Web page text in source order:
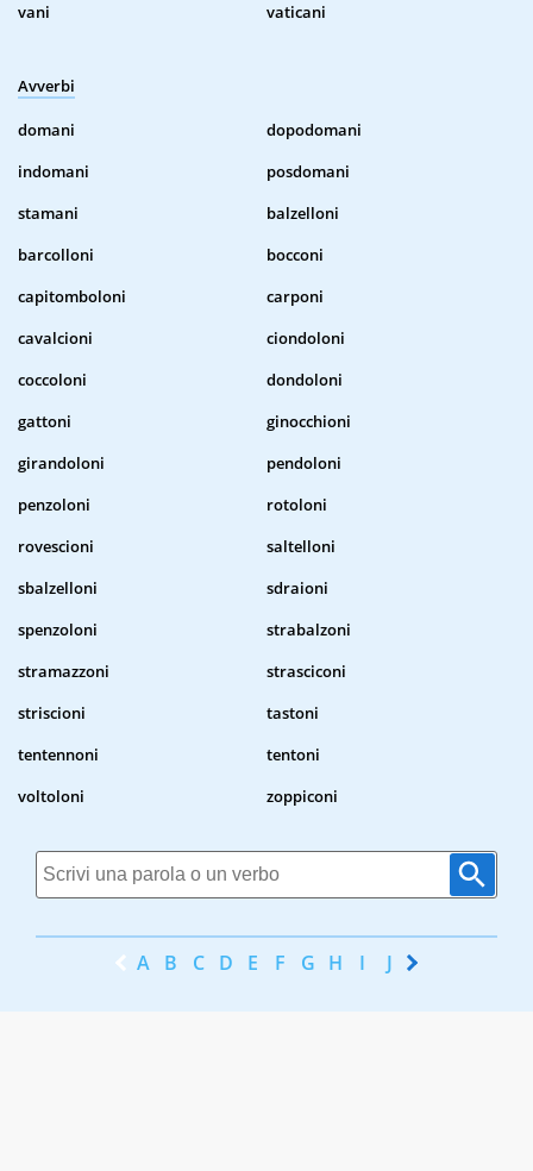
vani vaticani
Avverbi
domani
dopodomani
indomani
posdomani
stamani
balzelloni
barcolloni
bocconi
capitomboloni
carponi
cavalcioni
ciondoloni
coccoloni
dondoloni
gattoni
ginocchioni
girandoloni
pendoloni
penzoloni
rotoloni
rovescioni
saltelloni
sbalzelloni
sdraioni
spenzoloni
strabalzoni
stramazzoni
strasciconi
striscioni
tastoni
tentennoni
tentoni
voltoloni
zoppiconi
A B C D E F G H I J K